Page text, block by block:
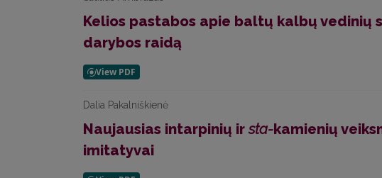
Kelios pastabos apie baltų kalbų vedinių
darybos raidą
Dalia Pakalniškienė
Naujausias intarpinių irsta-kamienių
imitatyvai